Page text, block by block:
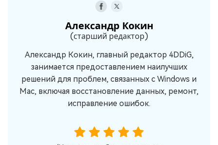
Александр Кокин
(старший редактор)
Александр Кокин, главный редактор 4DDiG,
занимается предоставлением наилучших
решений для проблем, связанных с Windows и
Mac, включая восстановление данных, ремонт,
исправление ошибок.